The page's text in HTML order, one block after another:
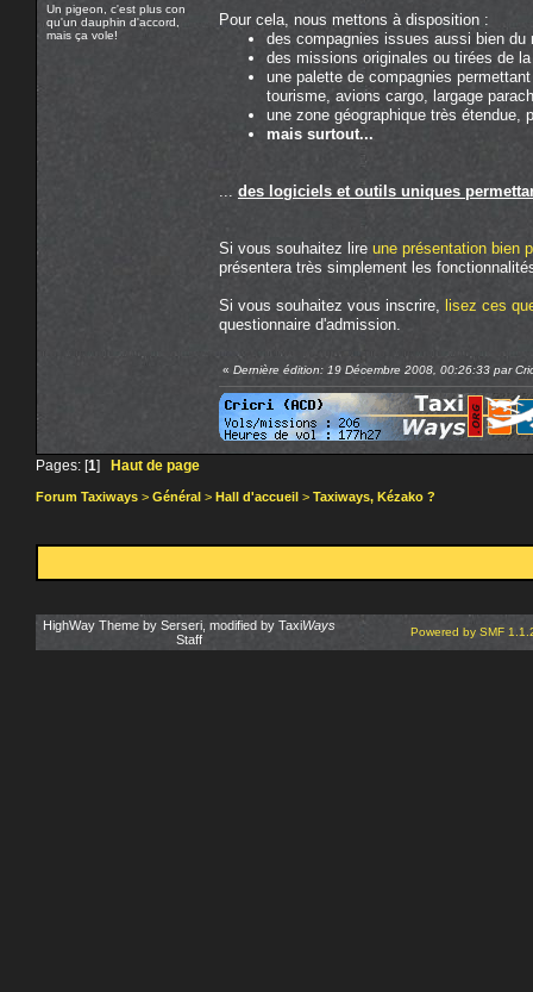
Un pigeon, c'est plus con
qu'un dauphin d'accord,
mais ça vole!
Pour cela, nous mettons à disposition :
des compagnies issues aussi bien du
des missions originales ou tirées de
une palette de compagnies
tourisme, avions cargo, largage
une zone géographique très étendue,
mais surtout...
des logiciels et outils uniques
Si vous souhaitez lire une présentation bien
présentera très simplement les
Si vous souhaitez vous inscrire, lisez ces
questionnaire d'admission.
« Dernière édition: 19 Décembre 2008, 00:26:33 par
Pages: [1] Haut de page
Forum Taxiways > Général > Hall d'accueil > Taxiways, Kézako ?
HighWay Theme by Serseri, modified by TaxiWays
Staff
Powered by SMF